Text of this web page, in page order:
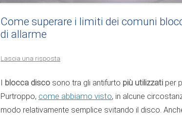
Come superare i limiti dei comuni
di allarme
Lascia una risposta
I blocca disco sono tra gli antifurto più utilizzati per
Purtroppo, come abbiamo visto, in alcune
modo relativamente semplice svitando il disco.